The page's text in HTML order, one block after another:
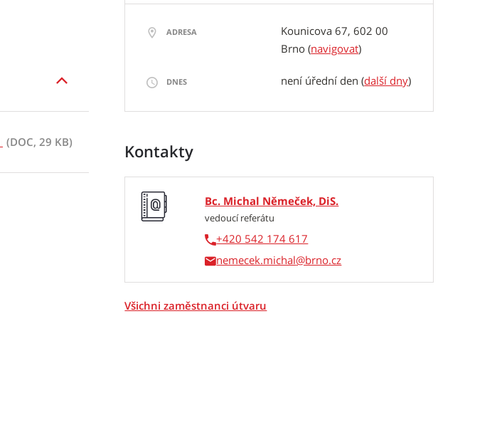
(DOC, 29 KB)
ADRESA
Kounicova 67, 602 00
Brno (navigovat)
DNES není úřední den (další dny)
Kontakty
Bc. Michal Němeček, DiS.
vedoucí referátu
+420 542 174 617
nemecek.michal
Všichni zaměstnanci útvaru